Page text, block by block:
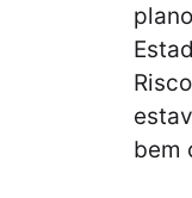
bem